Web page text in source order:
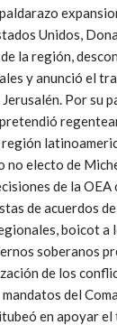
Unidos,
la región,
y anunció el
Jerusalén. Por su
electo de
de la
de acuerdos
boicot a
soberanos
de los
del
en apoyar